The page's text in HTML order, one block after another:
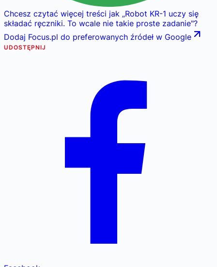
Chcesz czytać więcej treści jak „Robot KR-1 uczy się
składać ręczniki. To wcale nie takie proste zadanie"?
Dodaj Focus.pl do preferowanych źródeł w Google
UDOSTĘPNIJ